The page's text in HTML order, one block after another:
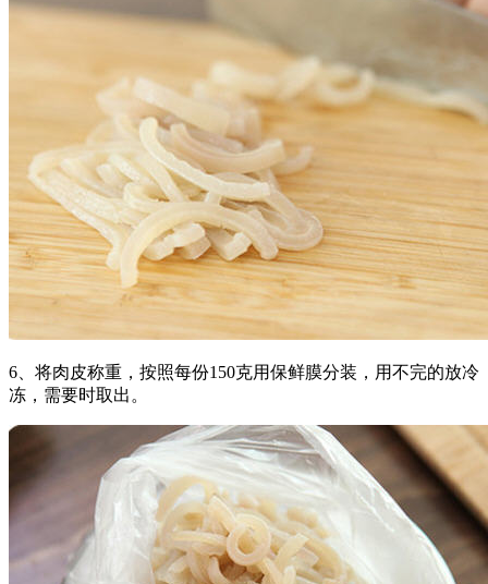
6、将肉皮称重，按照每份150克用保鲜膜分装，用不完的放冷
冻，需要时取出。